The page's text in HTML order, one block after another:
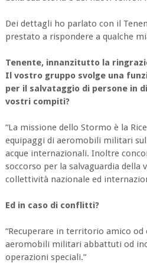
Dei dettagli ho parlato con il
prestato a rispondere a qualche
Tenente, innanzitutto la
Il vostro gruppo svolge una
per il salvataggio di persone in
vostri compiti?
“La missione dello Stormo è la
equipaggi di aeromobili militari
acque internazionali. Inoltre
soccorso per la salvaguardia della
collettività nazionale ed
Ed in caso di conflitti?
“Recuperare in territorio amico
aeromobili militari abbattuti od
operazioni speciali.”